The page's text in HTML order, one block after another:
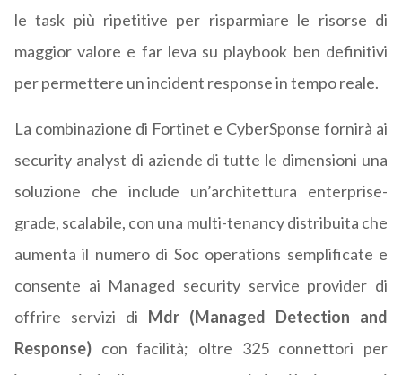
le task più ripetitive per risparmiare le risorse di
maggior valore e far leva su playbook ben definitivi
per permettere un incident response in tempo reale.
La combinazione di Fortinet e CyberSponse fornirà ai
security analyst di aziende di tutte le dimensioni una
soluzione che include un’architettura enterprise-
grade, scalabile, con una multi-tenancy distribuita che
aumenta il numero di Soc operations semplificate e
consente ai Managed security service provider di
offrire servizi di Mdr (Managed Detection and
Response)con facilità; oltre 325 connettori per